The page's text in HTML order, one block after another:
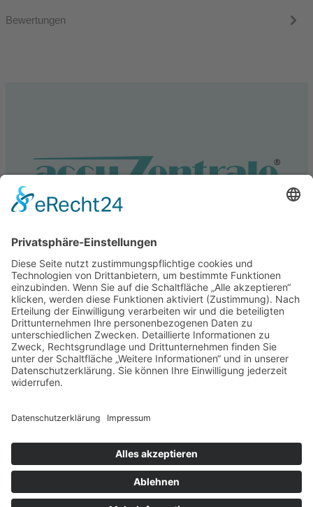
Bewertungen
Service
Information
Unsere weiteren Shops
Alle Preise inkl. gesetzl. Mehrwertsteuer zzgl.Versandkosten
und ggf. Nachnahmegebühren, wenn nicht anders
angegeben.